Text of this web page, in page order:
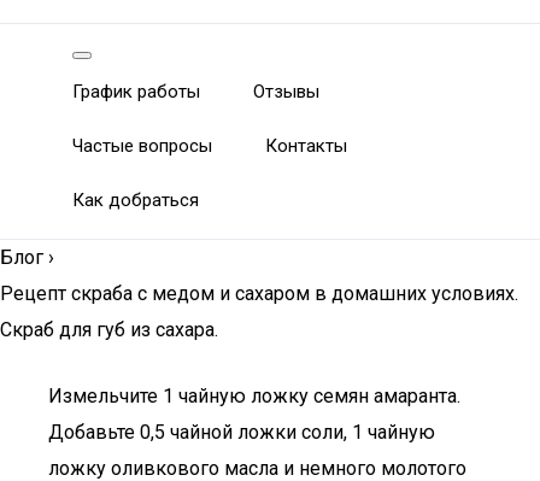
График работы Отзывы
Частые вопросы Контакты
Как добраться
Блог ›
Рецепт скраба с медом и сахаром в домашних условиях.
Скраб для губ из сахара.
Измельчите 1 чайную ложку семян амаранта.
Добавьте 0,5 чайной ложки соли, 1 чайную
ложку оливкового масла и немного молотого